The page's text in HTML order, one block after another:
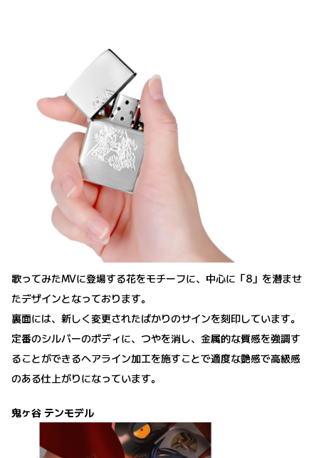
歌ってみたMVに登場する花をモチーフに、中心に「8」を潜ませ
たデザインとなっております。
裏面には、新しく変更されたばかりのサインを刻印しています。
定番のシルバーのボディに、つやを消し、金属的な質感を強調す
ることができるヘアライン加工を施すことで適度な艶感で高級感
のある仕上がりになっています。
鬼ヶ谷 テンモデル